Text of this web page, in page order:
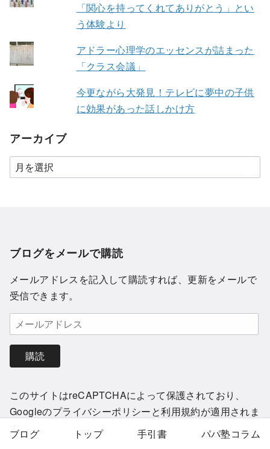
「関心を持ってくれてありがとう」とい
う体験より
アドラー心理学のエッセンスが詰まった
「クラス会議」
今更ながら大発見！テレビに夢中の子供
に効果があった話しかけ方
アーカイブ
ブログをメールで購読
メールアドレスを記入して購読すれば、更新をメールで
受信できます。
購読
このサイトはreCAPTCHAによって保護されており、
Googleのプライバシーポリシーと利用規約が適用されま
す。
ブログ トップ 手引書 パパ塾コラム